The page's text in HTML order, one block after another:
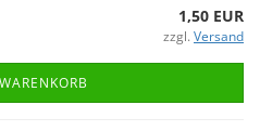
1,50 EUR
zzgl. Versand